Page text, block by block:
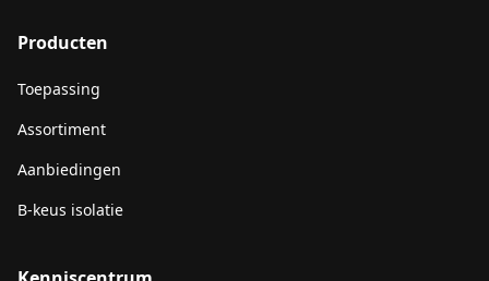
Producten
Toepassing
Assortiment
Aanbiedingen
B-keus isolatie